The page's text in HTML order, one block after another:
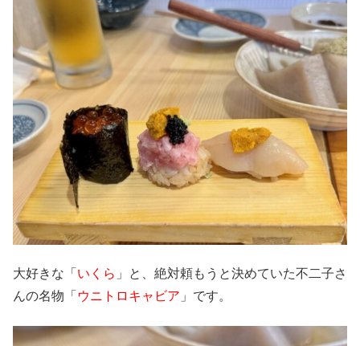
大好きな「 いくら 」と、絶対頼もうと決めていた不二子さ
んの名物「 ウニトロキャビア 」です。